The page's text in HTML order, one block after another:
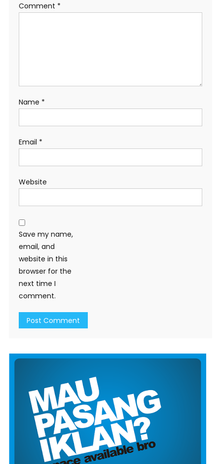
Comment *
Name *
Email *
Website
Save my name,
email, and
website in this
browser for the
next time I
comment.